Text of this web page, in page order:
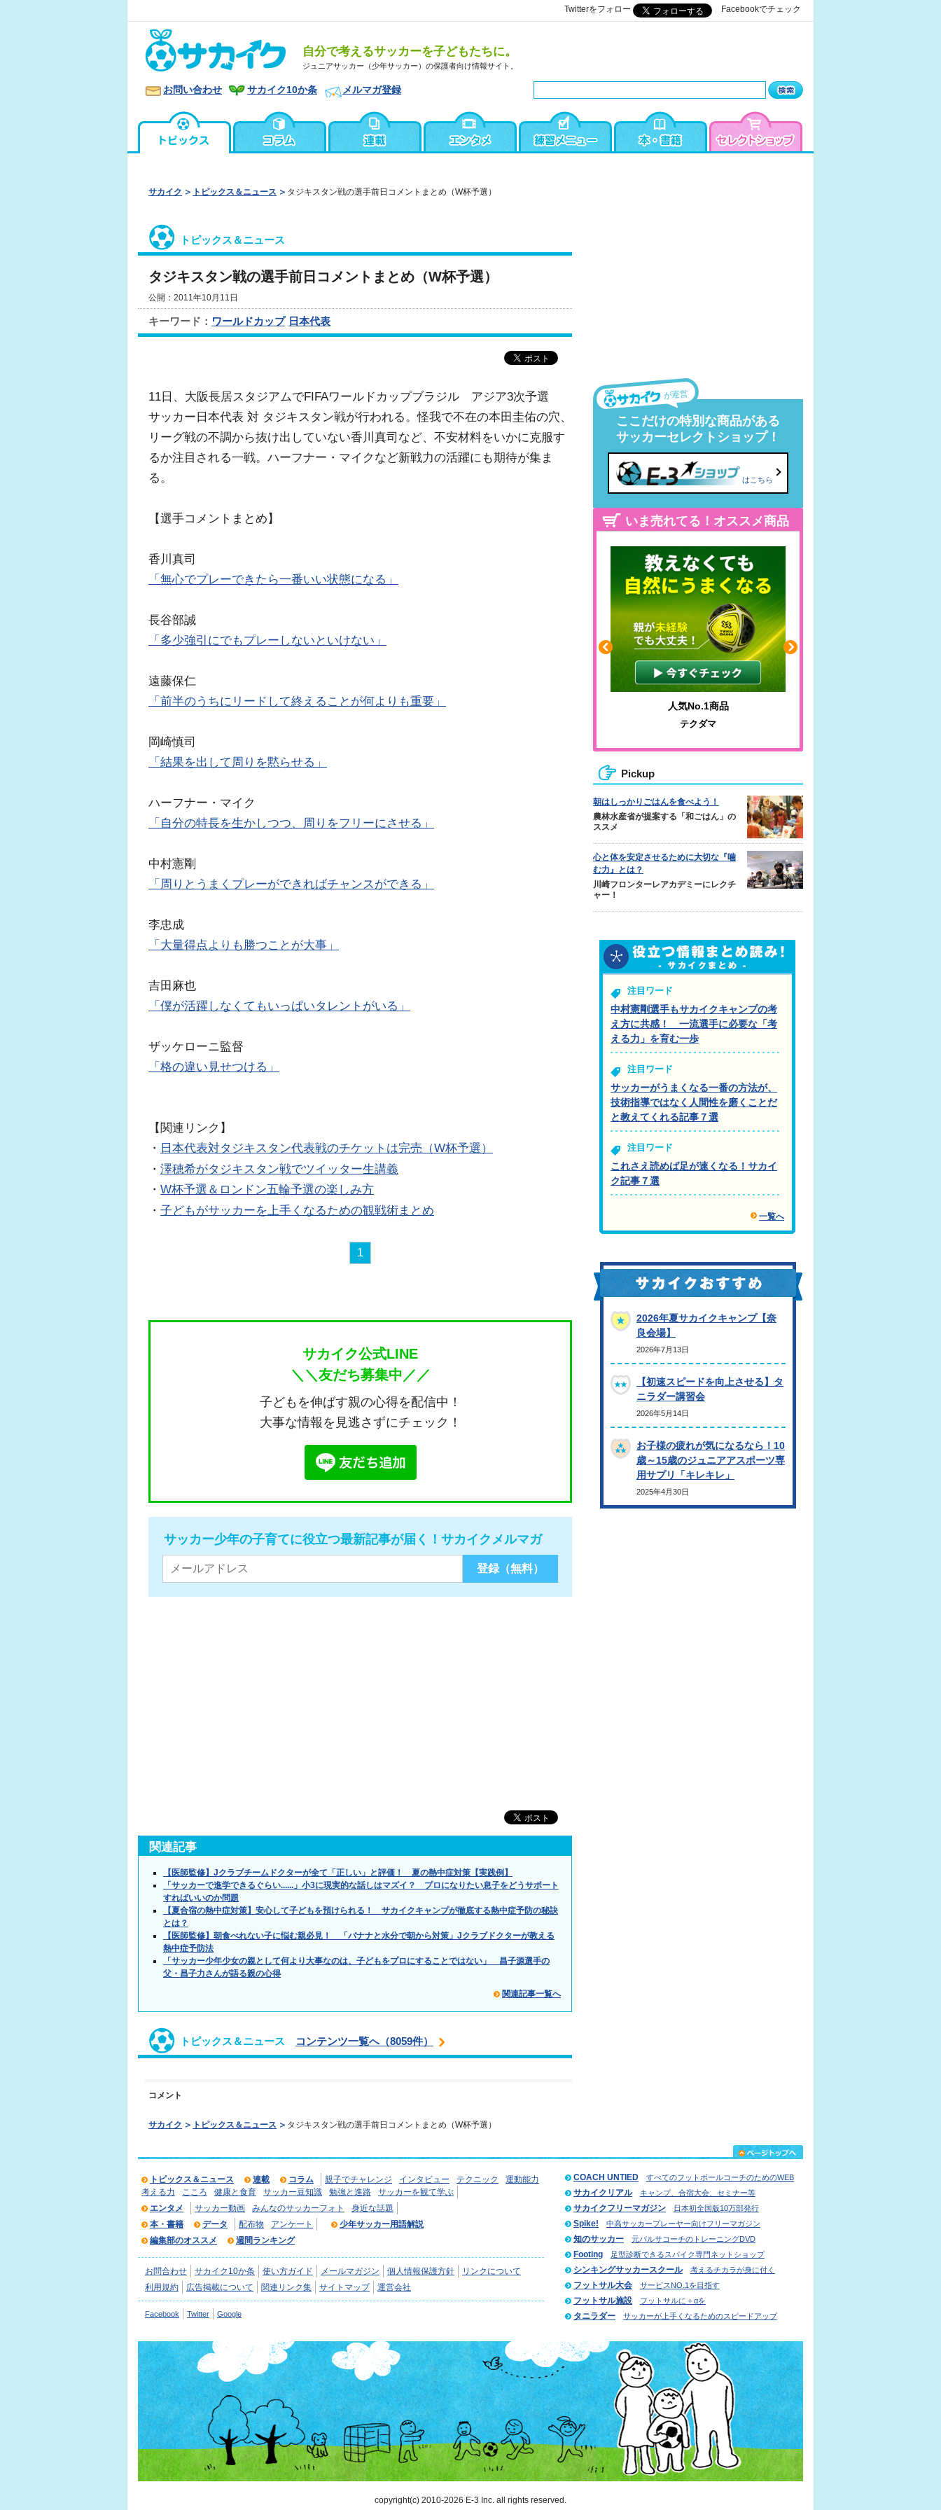
Twitterをフォロー Facebookでチェック
自分で考えるサッカーを子どもたちに。
ジュニアサッカー（少年サッカー）の保護者向け情報サイト。
お問い合わせ サカイク10か条 メルマガ登録
サカイク トピックス＆ニュース タジキスタン戦の選手前日コメントまとめ（W杯予選）
トピックス＆ニュース
タジキスタン戦の選手前日コメントまとめ（W杯予選）
公開：2011年10月11日
キーワード： ワールドカップ 日本代表
11日、大阪長居スタジアムでFIFAワールドカップブラジル アジア3次予選
サッカー日本代表 対 タジキスタン戦が行われる。怪我で不在の本田圭佑の穴、
リーグ戦の不調から抜け出していない香川真司など、不安材料をいかに克服す
るか注目される一戦。ハーフナー・マイクなど新戦力の活躍にも期待が集ま
る。
【選手コメントまとめ】
香川真司
「無心でプレーできたら一番いい状態になる」
長谷部誠
「多少強引にでもプレーしないといけない」
遠藤保仁
「前半のうちにリードして終えることが何よりも重要」
岡崎慎司
「結果を出して周りを黙らせる」
ハーフナー・マイク
「自分の特長を生かしつつ、周りをフリーにさせる」
中村憲剛
「周りとうまくプレーができればチャンスができる」
李忠成
「大量得点よりも勝つことが大事」
吉田麻也
「僕が活躍しなくてもいっぱいタレントがいる」
ザッケローニ監督
「格の違い見せつける」
【関連リンク】
・ 日本代表対タジキスタン代表戦のチケットは完売（W杯予選）
・ 澤穂希がタジキスタン戦でツイッター生講義
・ W杯予選＆ロンドン五輪予選の楽しみ方
・ 子どもがサッカーを上手くなるための観戦術まとめ
1
サカイク公式LINE
＼＼友だち募集中／／
子どもを伸ばす親の心得を配信中！
大事な情報を見逃さずにチェック！
サッカー少年の子育てに役立つ最新記事が届く！サカイクメルマガ
関連記事
【医師監修】Jクラブチームドクターが全て「正しい」と評価！ 夏の熱中症対策【実践例】
「サッカーで進学できるぐらい......」小3に現実的な話しはマズイ？ プロになりたい息子をどうサポート
すればいいのか問題
【夏合宿の熱中症対策】安心して子どもを預けられる！ サカイクキャンプが徹底する熱中症予防の秘訣
とは？
【医師監修】朝食べれない子に悩む親必見！ 「バナナと水分で朝から対策」Jクラブドクターが教える
熱中症予防法
「サッカー少年少女の親として何より大事なのは、子どもをプロにすることではない」 昌子源選手の
父・昌子力さんが語る親の心得
関連記事一覧へ
トピックス＆ニュース コンテンツ一覧へ（8059件）
コメント
サカイク トピックス＆ニュース タジキスタン戦の選手前日コメントまとめ（W杯予選）
が運営
ここだけの特別な商品がある
サッカーセレクトショップ！
はこちら
いま売れてる！オススメ商品
ふくらはぎの張りや疲れに 人気No.1商品
テクダマ
Pickup
朝はしっかりごはんを食べよう！
農林水産省が提案する「和ごはん」の
ススメ
心と体を安定させるために大切な『噛
む力』とは？
川崎フロンターレアカデミーにレクチ
ャー！
注目ワード
中村憲剛選手もサカイクキャンプの考
え方に共感！ 一流選手に必要な「考
える力」を育む一歩
注目ワード
サッカーがうまくなる一番の方法が、
技術指導ではなく人間性を磨くことだ
と教えてくれる記事７選
注目ワード
これさえ読めば足が速くなる！サカイ
ク記事７選
一覧へ
2026年夏サカイクキャンプ【奈
良会場】
2026年7月13日
【初速スピードを向上させる】タ
ニラダー講習会
2026年5月14日
お子様の疲れが気になるなら！10
歳～15歳のジュニアアスポーツ専
用サプリ「キレキレ」
2025年4月30日
トピックス＆ニュース 連載 コラム 親子でチャレンジ インタビュー テクニック
運動能力
考える力
こころ 健康と食育 サッカー豆知識 勉強と進路
サッカーを観て学ぶ
エンタメ
サッカー動画 みんなのサッカーフォト
身近な話題
本・書籍
データ 配布物 アンケート
少年サッカー用語解説
編集部のオススメ
週間ランキング
お問合わせ サカイク10か条 使い方ガイド メールマガジン 個人情報保護方針
リンクについて
利用規約
広告掲載について 関連リンク集 サイトマップ 運営会社
Facebook Twitter Google
COACH UNTIED すべてのフットボールコーチのためのWEB
サカイクリアル キャンプ、合宿大会、セミナー等
サカイクフリーマガジン 日本初全国版10万部発行
Spike! 中高サッカープレーヤー向けフリーマガジン
知のサッカー 元バルサコーチのトレーニングDVD
Footing 足型診断できるスパイク専門ネットショップ
シンキングサッカースクール 考えるチカラが身に付く
フットサル大会 サービスNO.1を目指す
フットサル施設 フットサルに＋αを
タニラダー サッカーが上手くなるためのスピードアップ
copyright(c) 2010-2026 E-3 Inc. all rights reserved.